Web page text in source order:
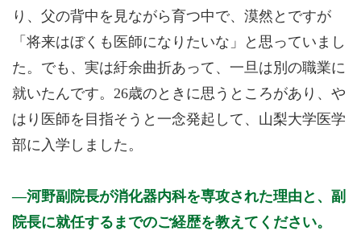
り、父の背中を見ながら育つ中で、漠然とですが
「将来はぼくも医師になりたいな」と思っていまし
た。でも、実は紆余曲折あって、一旦は別の職業に
就いたんです。26歳のときに思うところがあり、や
はり医師を目指そうと一念発起して、山梨大学医学
部に入学しました。
河野副院長が消化器内科を専攻された理由と、副
院長に就任するまでのご経歴を教えてください。